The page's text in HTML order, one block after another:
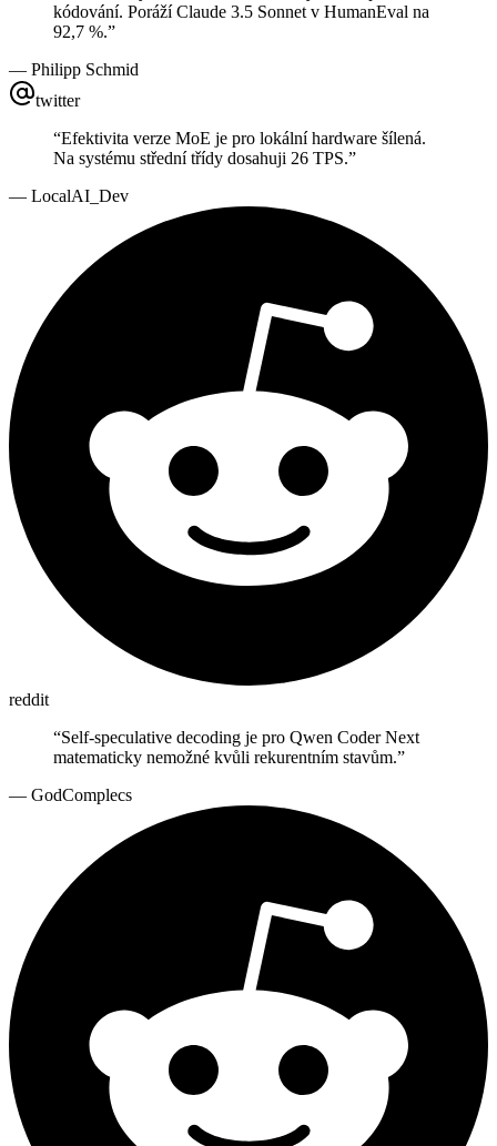
kódování. Poráží Claude 3.5 Sonnet v HumanEval na
92,7 %.”
— Philipp Schmid
twitter
“Efektivita verze MoE je pro lokální hardware šílená.
Na systému střední třídy dosahuji 26 TPS.”
— LocalAI_Dev
reddit
“Self-speculative decoding je pro Qwen Coder Next
matematicky nemožné kvůli rekurentním stavům.”
— GodComplecs